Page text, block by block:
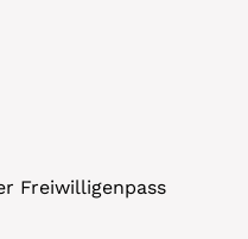
Freiwilligenpass